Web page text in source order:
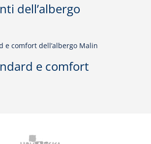
dell’albergo
e comfort